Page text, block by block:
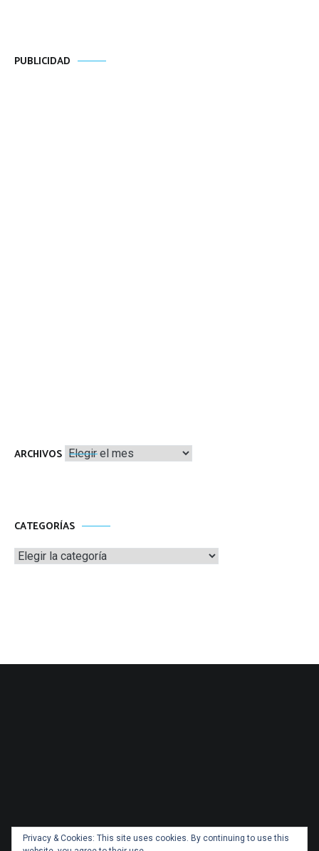
PUBLICIDAD
ARCHIVOS Archivos
CATEGORÍAS
Categorías
Privacy & Cookies: This site uses cookies. By continuing to use this